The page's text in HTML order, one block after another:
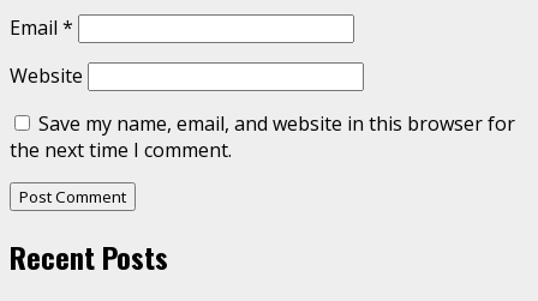
Email *
Website
Save my name, email, and website in this browser for
the next time I comment.
Recent Posts